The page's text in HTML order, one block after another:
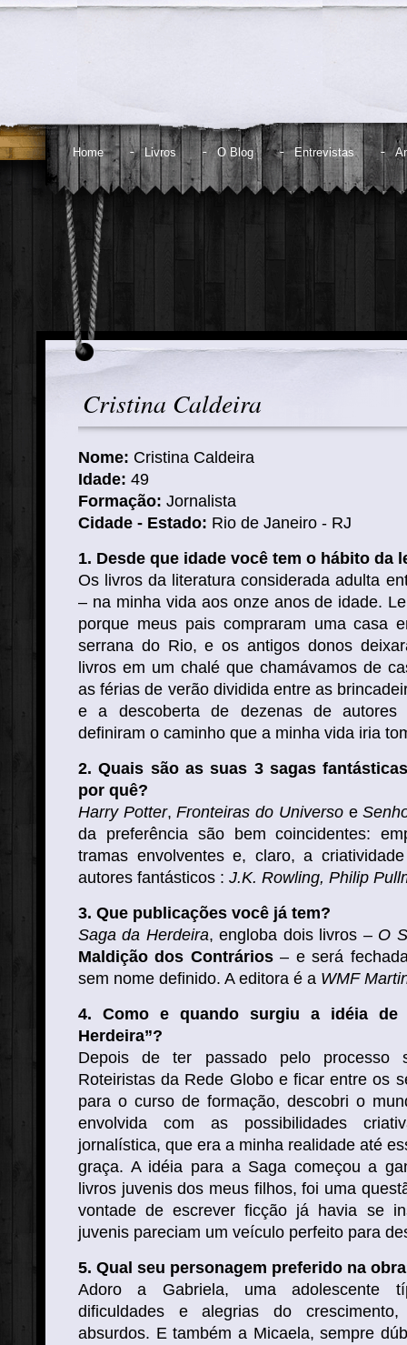
Home Livros O Blog Entrevistas
Nome:
Idade: 49
Formação: Jornalista
Cidade - Estado: Rio de Janeiro - RJ
1. Desde que idade você tem o hábito da
Os livros da literatura considerada adulta
– na minha vida aos onze anos de idade.
porque meus pais compraram uma casa
serrana do Rio, e os antigos donos
livros em um chalé que chamávamos de
as férias de verão dividida entre as
e a descoberta de dezenas de
definiram o caminho que a minha vida iria
2. Quais são as suas 3 sagas
por quê?
Harry Potter,Fronteiras do Universoe
da preferência são bem coincidentes:
tramas envolventes e, claro, a
autores fantásticos : J.K. Rowling, Philip
3. Que publicações você já tem?
Saga da Herdeira, engloba dois livros – O
Maldição dos Contrários – e será
sem nome definido. A editora é a WMF
4. Como e quando surgiu a idéia de
Herdeira”?
Depois de ter passado pelo processo
Roteiristas da Rede Globo e ficar entre os
para o curso de formação, descobri o
envolvida com as possibilidades
jornalística, que era a minha realidade até
graça. A idéia para a Saga começou a
livros juvenis dos meus filhos, foi uma
vontade de escrever ficção já havia se
juvenis pareciam um veículo perfeito para
5. Qual seu personagem preferido na
Adoro a Gabriela, uma adolescente
dificuldades e alegrias do
absurdos. E também a Micaela, sempre